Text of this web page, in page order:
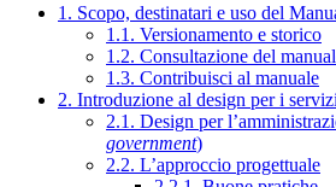
1. Scopo, destinatari e uso del
1.1. Versionamento e storico
1.2. Consultazione del
1.3. Contribuisci al manuale
2. Introduzione al design per i
2.1. Design per
government)
2.2. L’approccio progettuale